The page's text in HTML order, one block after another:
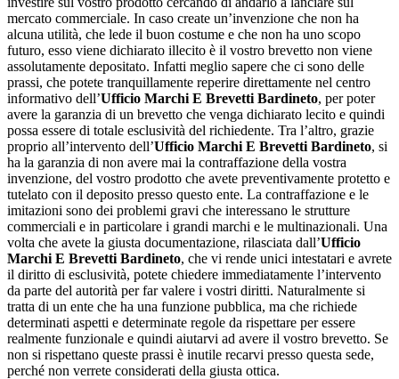
mercato commerciale. In caso create un’invenzione che non ha
alcuna utilità, che lede il buon costume e che non ha uno scopo
futuro, esso viene dichiarato illecito è il vostro brevetto non viene
assolutamente depositato. Infatti meglio sapere che ci sono delle
prassi, che potete tranquillamente reperire direttamente nel centro
informativo dell’Ufficio Marchi E Brevetti Bardineto, per poter
avere la garanzia di un brevetto che venga dichiarato lecito e quindi
possa essere di totale esclusività del richiedente. Tra l’altro, grazie
proprio all’intervento dell’Ufficio Marchi E Brevetti Bardineto, si
ha la garanzia di non avere mai la contraffazione della vostra
invenzione, del vostro prodotto che avete preventivamente protetto e
tutelato con il deposito presso questo ente. La contraffazione e le
imitazioni sono dei problemi gravi che interessano le strutture
commerciali e in particolare i grandi marchi e le multinazionali. Una
volta che avete la giusta documentazione, rilasciata dall’Ufficio
Marchi E Brevetti Bardineto, che vi rende unici intestatari e avrete
il diritto di esclusività, potete chiedere immediatamente l’intervento
da parte del autorità per far valere i vostri diritti. Naturalmente si
tratta di un ente che ha una funzione pubblica, ma che richiede
determinati aspetti e determinate regole da rispettare per essere
realmente funzionale e quindi aiutarvi ad avere il vostro brevetto. Se
non si rispettano queste prassi è inutile recarvi presso questa sede,
perché non verrete considerati della giusta ottica.